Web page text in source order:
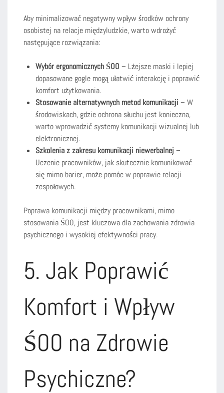
Aby minimalizować negatywny wpływ środków ochrony
osobistej na relacje międzyludzkie, warto wdrożyć
następujące rozwiązania:
Wybór ergonomicznych ŚOO – Lżejsze maski i lepiej
dopasowane gogle mogą ułatwić interakcję i poprawić
komfort użytkowania.
Stosowanie alternatywnych metod komunikacji – W
środowiskach, gdzie ochrona słuchu jest konieczna,
warto wprowadzić systemy komunikacji wizualnej lub
elektronicznej.
Szkolenia z zakresu komunikacji niewerbalnej –
Uczenie pracowników, jak skutecznie komunikować
się mimo barier, może pomóc w poprawie relacji
zespołowych.
Poprawa komunikacji między pracownikami, mimo
stosowania ŚOO, jest kluczowa dla zachowania zdrowia
psychicznego i wysokiej efektywności pracy.
5. Jak Poprawić
Komfort i Wpływ
ŚOO na Zdrowie
Psychiczne?